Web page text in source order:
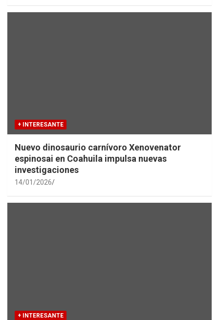
+ INTERESANTE
Nuevo dinosaurio carnívoro Xenovenator
espinosai en Coahuila impulsa nuevas
investigaciones
14/01/2026
+ INTERESANTE